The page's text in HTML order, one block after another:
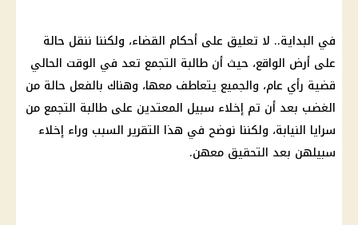
في البداية.. لا تعليق على أحكام القضاء، ولكننا ننقل حالة
على أرض الواقع، حيث أن طالبة التجمع تعد في الوقت الحالي
قضية رأي عام، والجميع يتعاطف معها، وهناك بالفعل حالة من
الغضب بعد أن تم إخلاء سبيل المعتدين على طالبة التجمعمن
سرايا النيابة، ولكننا نوضح في هذا التقرير السبب وراء إخلاء
سبيلهن بعد التحقيق معهن.